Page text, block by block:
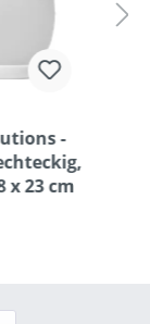
-
x 23 cm